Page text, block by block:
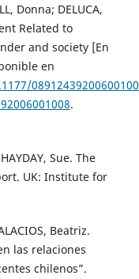
Donna; DELUCA,
Related to
and society [En
en
.
Sue. The
UK: Institute for
Beatriz.
las relaciones
chilenos”.